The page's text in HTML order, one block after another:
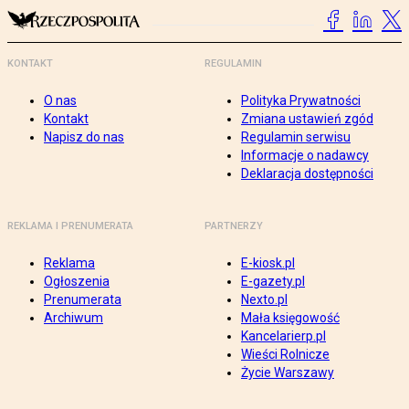
KONTAKT
O nas
Kontakt
Napisz do nas
REGULAMIN
Polityka Prywatności
Zmiana ustawień zgód
Regulamin serwisu
Informacje o nadawcy
Deklaracja dostępności
REKLAMA I PRENUMERATA
Reklama
Ogłoszenia
Prenumerata
Archiwum
PARTNERZY
E-kiosk.pl
E-gazety.pl
Nexto.pl
Mała księgowość
Kancelarierp.pl
Wieści Rolnicze
Życie Warszawy